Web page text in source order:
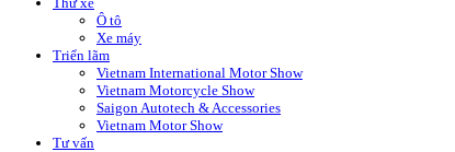
Ô tô
Xe máy
Triển lãm
Vietnam International Motor Show
Vietnam Motorcycle Show
Saigon Autotech & Accessories
Vietnam Motor Show
Tư vấn